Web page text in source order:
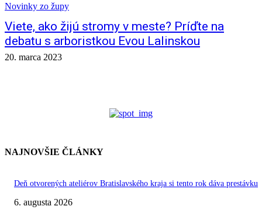
Novinky zo župy
Viete, ako žijú stromy v meste? Príďte na
debatu s arboristkou Evou Lalinskou
20. marca 2023
NAJNOVŠIE ČLÁNKY
Deň otvorených ateliérov Bratislavského kraja si tento rok dáva prestávku
6. augusta 2026